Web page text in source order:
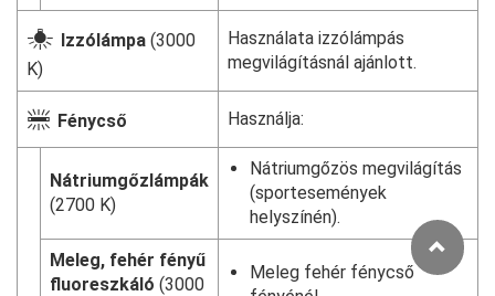
J Izzólámpa (3000
K)
Használata izzólámpás
megvilágításnál ajánlott.
I Fénycső Használja:
Nátriumgőzlámpák
(2700 K)
Nátriumgőzös megvilágítás
(sportesemények
helyszínén).
Meleg, fehér fényű
fluoreszkáló (3000
Meleg fehér fénycső